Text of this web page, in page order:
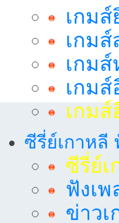
เกม
เกมส์
เกม
เกมส์
เกม
ซีรี่ย์เกาหลี
ซีรี่ย์เ
ฟังเพ
ข่าวเ